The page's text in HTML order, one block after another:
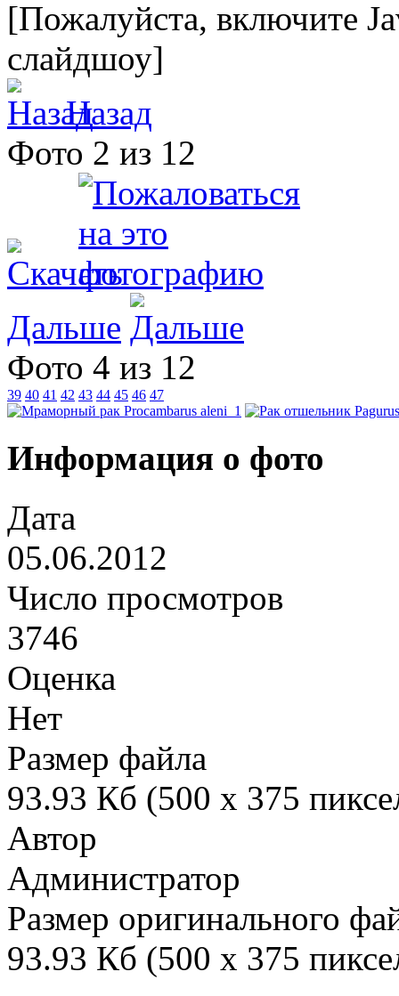
[Пожалуйста, включите
слайдшоу]
Назад
Фото 2 из 12
Дальше
Фото 4 из 12
39 40 41 42 43 44 45 46 47
Информация о фото
Дата
05.06.2012
Число просмотров
3746
Оценка
Нет
Размер файла
93.93 Кб (500 x 375
Автор
Администратор
Размер оригинального
93.93 Кб (500 x 375